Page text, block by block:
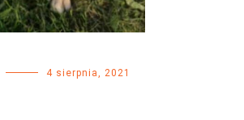
4 sierpnia, 2021